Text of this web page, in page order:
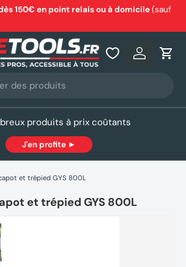
150€ en point relais ou à domicile(sauf
Se
produits à prix coûtants
J'en profite ►
et trépied GYS 800L
et trépied GYS 800L